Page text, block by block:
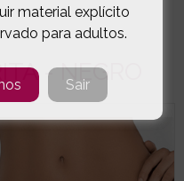
( 5-8847E )
- NEGRO
material explícito
para adultos.
Sair